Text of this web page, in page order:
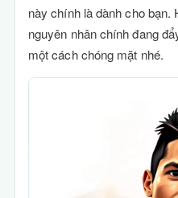
này chính là dành cho
nguyên nhân chính đang
một cách chóng mặt nhé.